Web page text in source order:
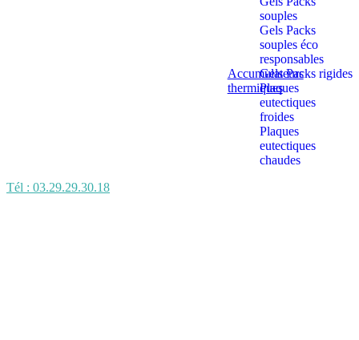
Accumulateurs
thermiques
souples
Gels Packs
souples éco
responsables
Gels Packs rigides
Plaques
eutectiques
froides
Plaques
eutectiques
chaudes
Tél : 03.29.29.30.18